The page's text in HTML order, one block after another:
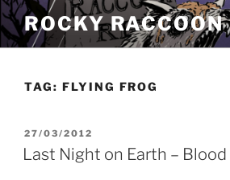
Pular
para
o
ROCKY RACCOON
TAG: FLYING FROG
PUBLICADO
EM
27/03/2012
Last Night on Earth –